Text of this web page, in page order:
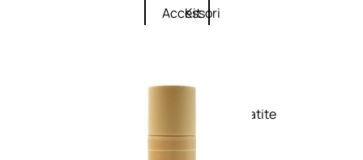
Accessori
make up
Pennelli
Pennelli
viso
Kit
pennelli
Pinzette
Temperamatite